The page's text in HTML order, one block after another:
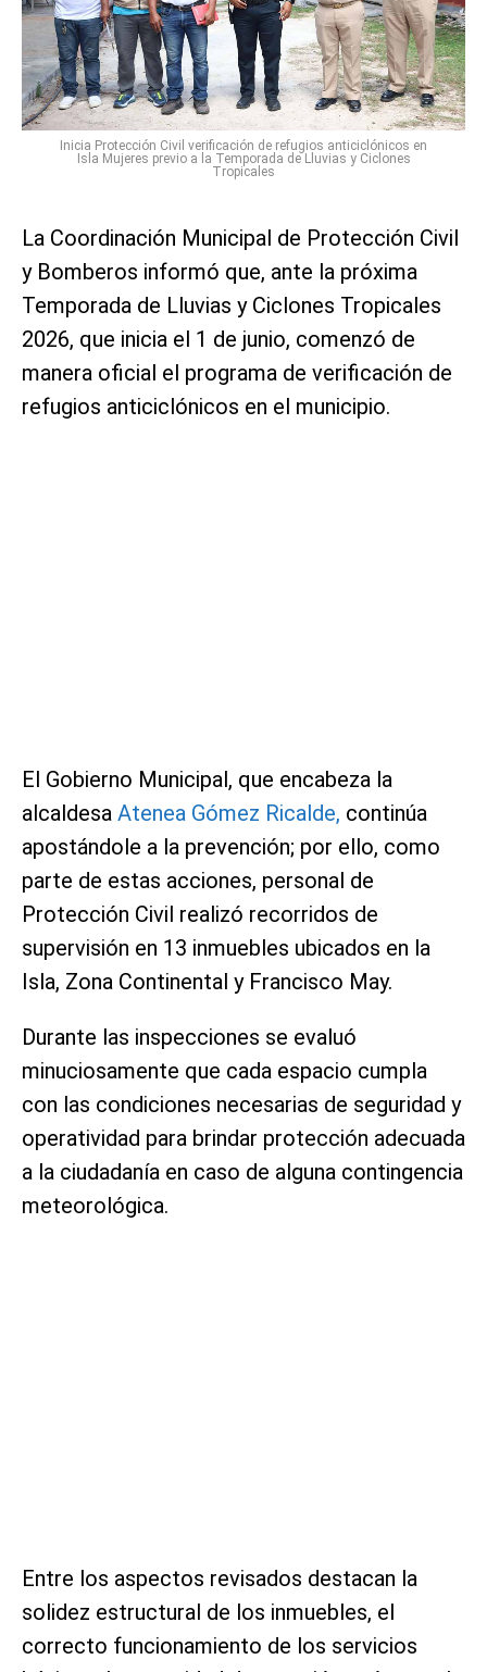
Inicia Protección Civil verificación de refugios anticiclónicos en
Isla Mujeres previo a la Temporada de Lluvias y Ciclones
Tropicales
La Coordinación Municipal de Protección Civil
y Bomberos informó que, ante la próxima
Temporada de Lluvias y Ciclones Tropicales
2026, que inicia el 1 de junio, comenzó de
manera oficial el programa de verificación de
refugios anticiclónicos en el municipio.
El Gobierno Municipal, que encabeza la
alcaldesa Atenea Gómez Ricalde, continúa
apostándole a la prevención; por ello, como
parte de estas acciones, personal de
Protección Civil realizó recorridos de
supervisión en 13 inmuebles ubicados en la
Isla, Zona Continental y Francisco May.
Durante las inspecciones se evaluó
minuciosamente que cada espacio cumpla
con las condiciones necesarias de seguridad y
operatividad para brindar protección adecuada
a la ciudadanía en caso de alguna contingencia
meteorológica.
Entre los aspectos revisados destacan la
solidez estructural de los inmuebles, el
correcto funcionamiento de los servicios